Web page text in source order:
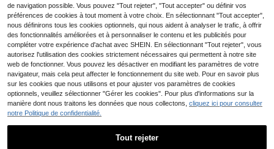
de navigation possible. Vous pouvez "Tout rejeter", "Tout accepter" ou définir vos
préférences de cookies à tout moment à votre choix. En sélectionnant "Tout accepter",
nous définirons tous les cookies optionnels, qui nous aident à analyser le trafic, à offrir
des fonctionnalités améliorées et à personnaliser le contenu et les publicités pour
compléter votre expérience d'achat avec SHEIN. En sélectionnant "Tout rejeter", vous
autorisez l'utilisation des cookies strictement nécessaires qui permettent à notre site
web de fonctionner. Vous pouvez les désactiver en modifiant les paramètres de votre
navigateur, mais cela peut affecter le fonctionnement du site web. Pour en savoir plus
sur les cookies que nous utilisons et pour ajuster vos paramètres de cookies
optionnels, veuillez sélectionner "Gérer les cookies". Pour plus d'informations sur la
manière dont nous traitons les données que nous collectons, cliquez ici pour consulter
notre Politique de confidentialité.
Tout rejeter